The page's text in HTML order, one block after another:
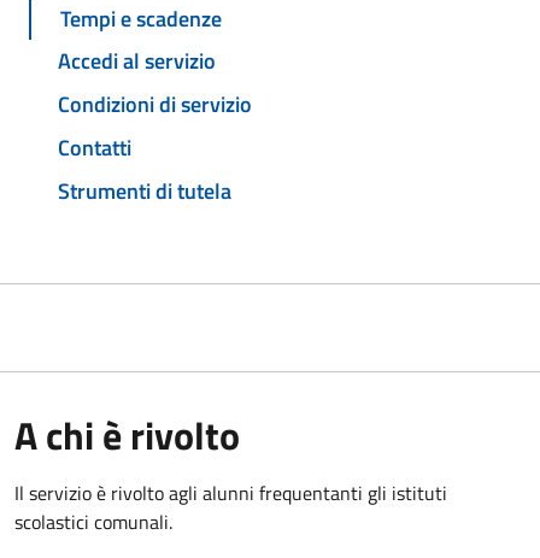
Tempi e scadenze
Accedi al servizio
Condizioni di servizio
Contatti
Strumenti di tutela
A chi è rivolto
Il servizio è rivolto agli alunni frequentanti gli istituti
scolastici comunali.